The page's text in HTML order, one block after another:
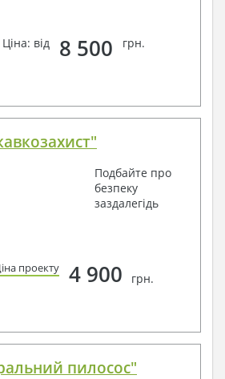
Ціна: від
8 500 грн.
Подбайте про
безпеку
заздалегідь
проекту 4 900 грн.
пилосос"